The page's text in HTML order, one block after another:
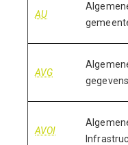
AU
AVG
AVOI